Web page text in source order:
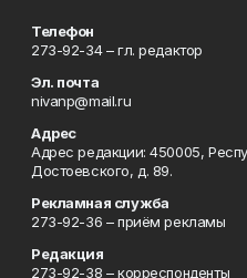
Телефон
273-92-34 – гл. редактор
Эл. почта
nivanp@mail.ru
Адрес
Адрес редакции: 450005,
Достоевского, д. 89.
Рекламная служба
273-92-36 – приём рекламы
Редакция
273-92-38 – корреспонденты